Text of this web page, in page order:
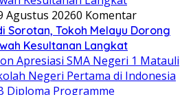
Agustus 20260 Komentar
Sorotan, Tokoh Melayu Dorong
Kesultanan Langkat